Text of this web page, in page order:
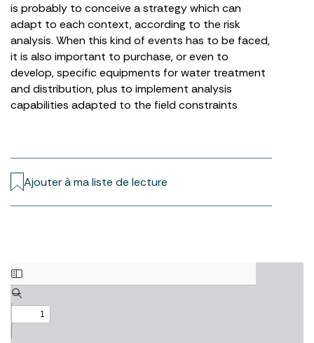
is probably to conceive a strategy which can
adapt to each context, according to the risk
analysis. When this kind of events has to be faced,
it is also important to purchase, or even to
develop, specific equipments for water treatment
and distribution, plus to implement analysis
capabilities adapted to the field constraints
Ajouter à ma liste de lecture